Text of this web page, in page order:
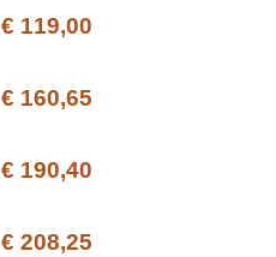
€ 119,00
€ 160,65
€ 190,40
€ 208,25